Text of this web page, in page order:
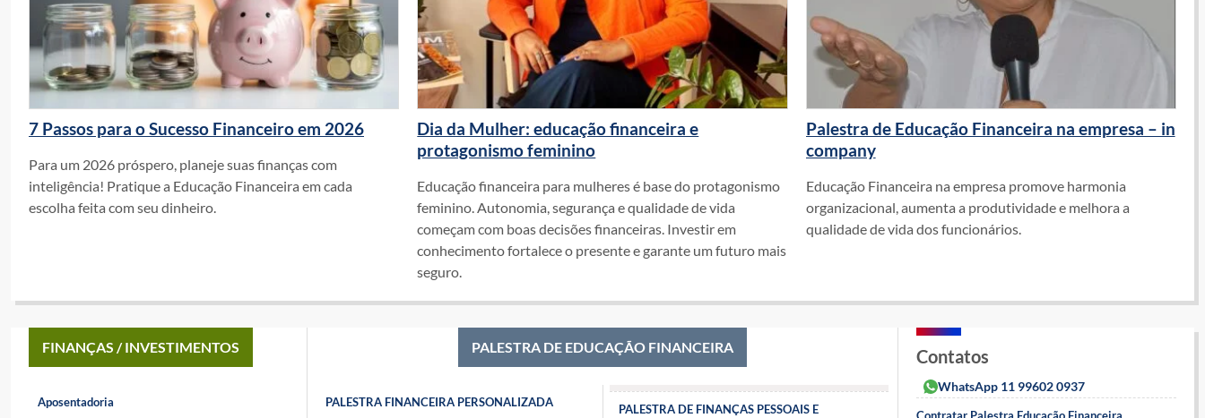
7 Passos para o Sucesso Financeiro em 2026
Para um 2026 próspero, planeje suas finanças com
inteligência! Pratique a Educação Financeira em cada
escolha feita com seu dinheiro.
Dia da Mulher: educação financeira e
protagonismo feminino
Educação financeira para mulheres é base do protagonismo
feminino. Autonomia, segurança e qualidade de vida
começam com boas decisões financeiras. Investir em
conhecimento fortalece o presente e garante um futuro mais
seguro.
Palestra de Educação Financeira na empresa – in
company
Educação Financeira na empresa promove harmonia
organizacional, aumenta a produtividade e melhora a
qualidade de vida dos funcionários.
FINANÇAS / INVESTIMENTOS
Aposentadoria
PALESTRA DE EDUCAÇÃO FINANCEIRA
PALESTRA FINANCEIRA PERSONALIZADA PALESTRA DE FINANÇAS PESSOAIS E
Contatos
WhatsApp 11 99602 0937